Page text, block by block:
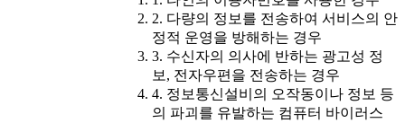
2. 다량의 정보를 전송하여 서비스의 안
정적 운영을 방해하는 경우
3. 수신자의 의사에 반하는 광고성 정
보, 전자우편을 전송하는 경우
4. 정보통신설비의 오작동이나 정보 등
의 파괴를 유발하는 컴퓨터 바이러스